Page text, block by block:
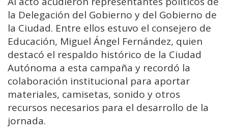
la Delegación del Gobierno y del Gobierno de
la Ciudad. Entre ellos estuvo el consejero de
Educación, Miguel Ángel Fernández, quien
destacó el respaldo histórico de la Ciudad
Autónoma a esta campaña y recordó la
colaboración institucional para aportar
materiales, camisetas, sonido y otros
recursos necesarios para el desarrollo de la
jornada.